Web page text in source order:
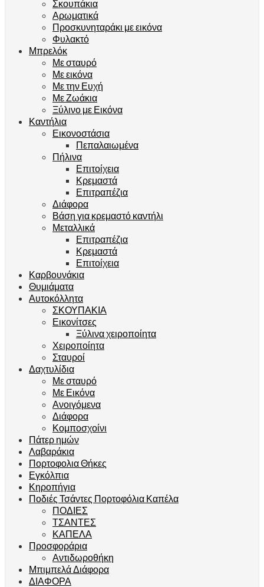
Σκουπάκια
Αρωματικά
Προσκυνηταράκι με εικόνα
Φυλακτό
Μπρελόκ
Με σταυρό
Με εικόνα
Με την Ευχή
Με Ζωάκια
Ξύλινο με Εικόνα
Καντήλια
Εικονοστάσια
Πεπαλαιωμένα
Πήλινα
Επιτοίχεια
Κρεμαστά
Επιτραπέζια
Διάφορα
Βάση για κρεμαστό καντήλι
Μεταλλικά
Επιτραπέζια
Κρεμαστά
Επιτοίχεια
Καρβουνάκια
Θυμιάματα
Αυτοκόλλητα
ΣΚΟΥΠΑΚΙΑ
Εικονίτσες
Ξύλινα χειροποίητα
Χειροποίητα
Σταυροί
Δαχτυλίδια
Με σταυρό
Με Εικόνα
Ανοιγόμενα
Διάφορα
Κομποσχοίνι
Πάτερ ημών
Λαβαράκια
Πορτοφολια Θήκες
Εγκόλπια
Κηροπήγια
Ποδιές Τσάντες Πορτοφόλια Καπέλα
ΠΟΔΙΕΣ
ΤΣΑΝΤΕΣ
ΚΑΠΕΛΑ
Προσφοράρια
Αντιδωροθήκη
Μπιμπελά Διάφορα
ΔΙΑΦΟΡΑ